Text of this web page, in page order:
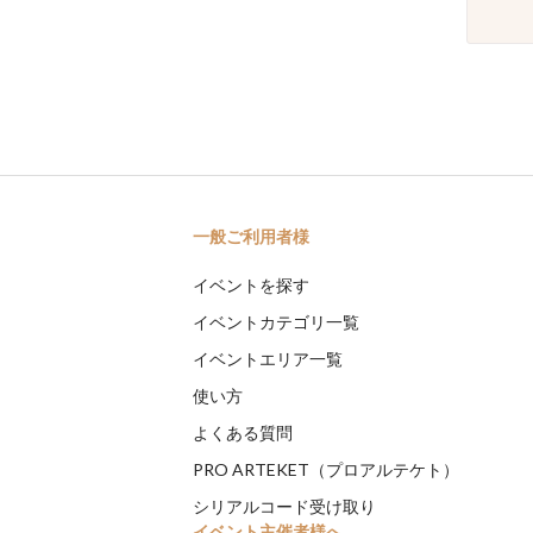
一般ご利用者様
イベントを探す
イベントカテゴリ一覧
イベントエリア一覧
使い方
よくある質問
PRO ARTEKET（プロアルテケト）
シリアルコード受け取り